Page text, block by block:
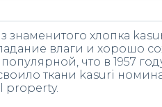
хлопка
влаги и хорошо
что в 1957
ткани kasuri